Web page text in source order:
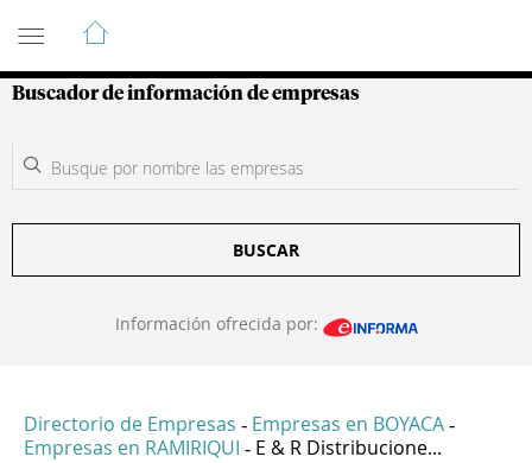
Guía de Empresas Colombianas
Buscador de información de empresas
BUSCAR
Información ofrecida por:
Directorio de Empresas - Empresas en BOYACA -
Empresas en RAMIRIQUI - E & R Distribucione...